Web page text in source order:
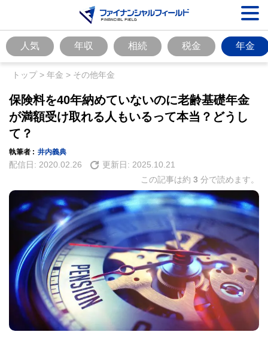
人気 年収 相続 税金 年金
トップ> 年金 > その他年金
保険料を40年納めていないのに老齢基礎年金
が満額受け取れる人もいるって本当？どうし
て？
執筆者 : 井内義典
配信日: 2020.02.26 更新日: 2025.10.21
この記事は約 3 分で読めます。